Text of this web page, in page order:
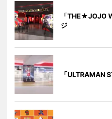
「THE★JOJO
ジ
「ULTRAMAN